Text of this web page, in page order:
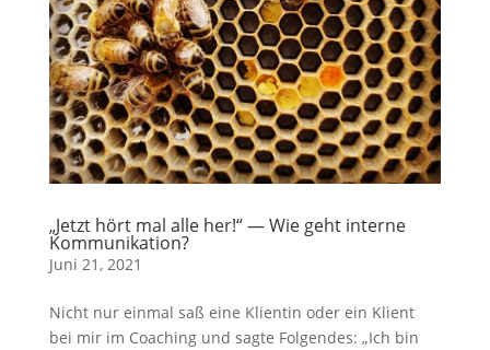
„Jetzt hört mal alle her!“ — Wie geht interne
Kommunikation?
Juni 21, 2021
Nicht nur einmal saß eine Klientin oder ein Klient
bei mir im Coaching und sagte Folgendes: „Ich bin